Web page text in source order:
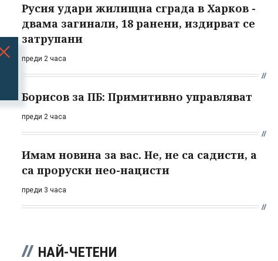
Русия удари жилищна сграда в Харков -
двама загинали, 18 ранени, издирват се
затрупани
преди 2 часа
Борисов за ПБ: Примитивно управляват
преди 2 часа
Имам новина за вас. Не, не са садисти, а
са проруски нео-нацисти
преди 3 часа
НАЙ-ЧЕТЕНИ